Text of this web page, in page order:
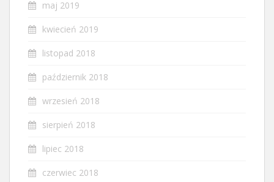
maj 2019
kwiecień 2019
listopad 2018
październik 2018
wrzesień 2018
sierpień 2018
lipiec 2018
czerwiec 2018